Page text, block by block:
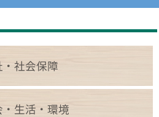
社会保障
生活・環境